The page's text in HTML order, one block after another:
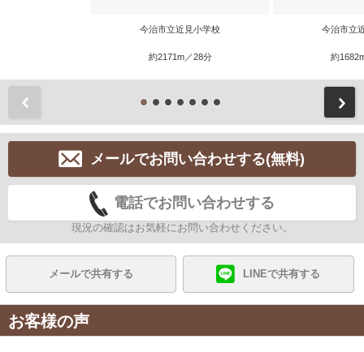
今治市立近見小学校
約2171m／28分
今治市立
約
メールでお問い合わせする(無料)
電話でお問い合わせする
現況の確認はお気軽にお問い合わせください。
メールで共有する LINEで共有する
お客様の声